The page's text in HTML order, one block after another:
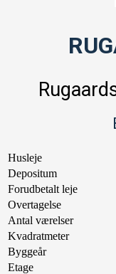
Husleje
Depositum
Forudbetalt leje
Overtagelse
Antal værelser
Kvadratmeter
Byggeår
Etage